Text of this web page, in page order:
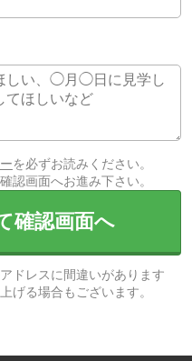
を必ずお読みください。
認画面へお進み下さい。
確認画面へ
ドレスに間違いがあります
げる場合もございます。